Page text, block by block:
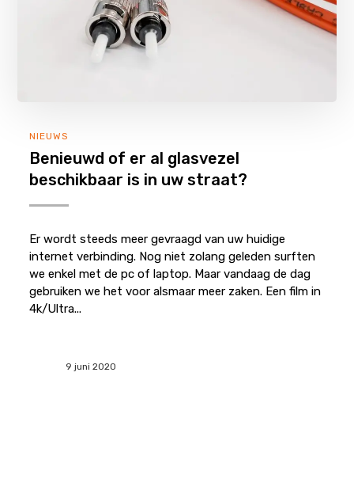
NIEUWS
Benieuwd of er al glasvezel
beschikbaar is in uw straat?
Er wordt steeds meer gevraagd van uw huidige
internet verbinding. Nog niet zolang geleden surften
we enkel met de pc of laptop. Maar vandaag de dag
gebruiken we het voor alsmaar meer zaken. Een film in
4k/Ultra...
9 juni 2020